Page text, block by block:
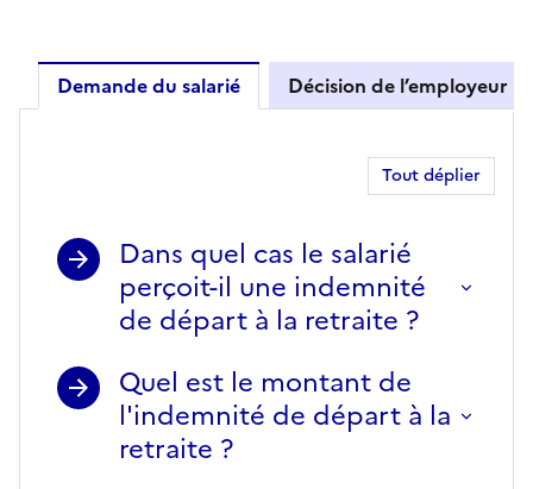
Demande du salarié Décision de l’employeur
Tout déplier
Dans quel cas le salarié
perçoit-il une indemnité
de départ à la retraite ?
Quel est le montant de
l'indemnité de départ à la
retraite ?